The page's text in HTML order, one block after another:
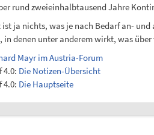
rund zweieinhalbtausend Jahre
ja nichts, was je nach Bedarf an-
in denen unter anderem wirkt, was
Mayr im Austria-Forum
4.0: Die Notizen-Übersicht
4.0: Die Hauptseite